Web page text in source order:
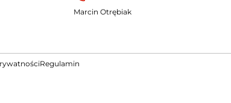
Marcin Otrębiak
Regulamin